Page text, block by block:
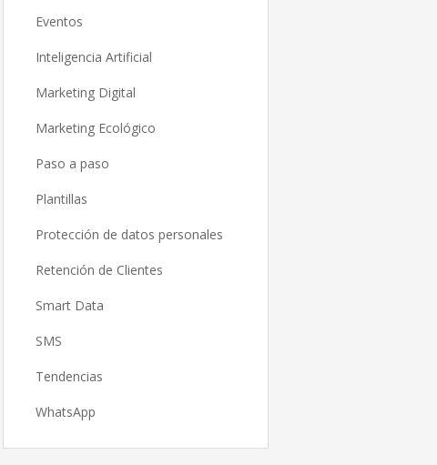
Eventos
Inteligencia Artificial
Marketing Digital
Marketing Ecológico
Paso a paso
Plantillas
Protección de datos personales
Retención de Clientes
Smart Data
SMS
Tendencias
WhatsApp